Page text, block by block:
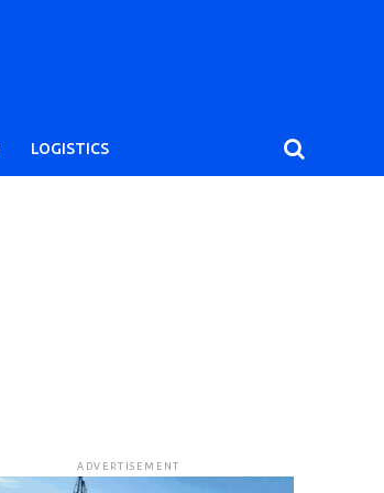
LOGISTICS
ADVERTISEMENT